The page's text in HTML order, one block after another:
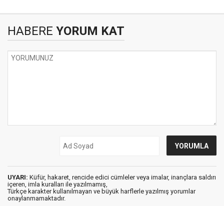
HABERE YORUM KAT
UYARI: Küfür, hakaret, rencide edici cümleler veya imalar, inançlara saldırı
içeren, imla kuralları ile yazılmamış,
Türkçe karakter kullanılmayan ve büyük harflerle yazılmış yorumlar
onaylanmamaktadır.